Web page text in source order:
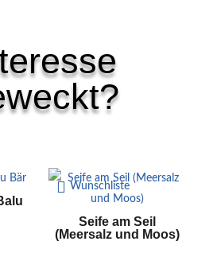
Wunschliste
Seife am Seil
(Meersalz und Moos)